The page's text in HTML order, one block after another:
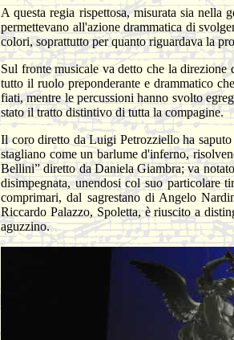
A questa regia rispettosa, misurata sia nella
permettevano all'azione drammatica di
colori, soprattutto per quanto riguardava la
Sul fronte musicale va detto che la
tutto il ruolo preponderante e drammatico
fiati, mentre le percussioni hanno svolto
stato il tratto distintivo di tutta la compagine.
Il coro diretto da Luigi Petrozziello ha
stagliano come un barlume d'inferno,
Bellini” diretto da Daniela Giambra; va
disimpegnata, unendosi col suo particolare
comprimari, dal sagrestano di Angelo
Riccardo Palazzo, Spoletta, è riuscito a
aguzzino.